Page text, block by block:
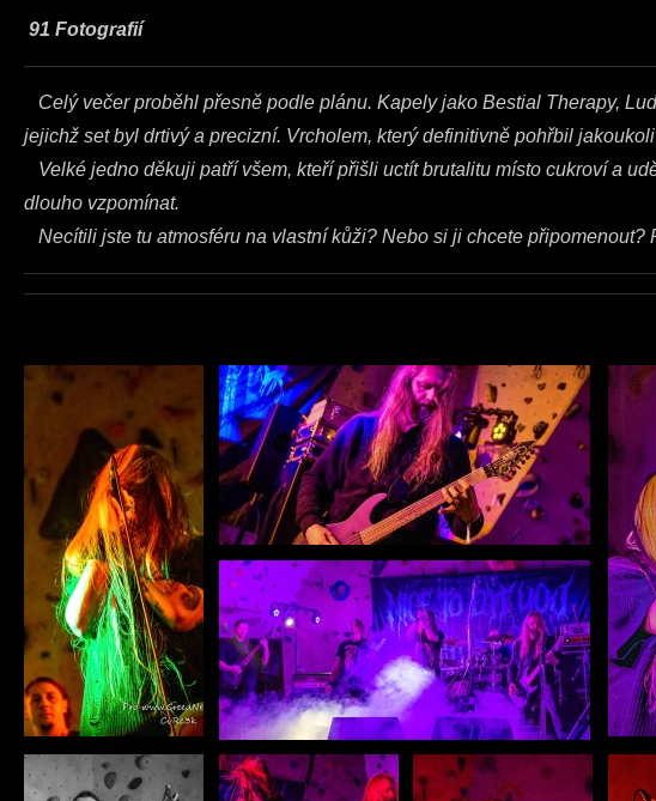
91 Fotografií
Celý večer proběhl přesně podle plánu. Kapely jako Bestial Therapy,
jejichž set byl drtivý a precizní. Vrcholem, který definitivně pohřbil
Velké jedno děkuji patří všem, kteří přišli uctít brutalitu místo cukroví a
dlouho vzpomínat.
Necítili jste tu atmosféru na vlastní kůži? Nebo si ji chcete připomenout?